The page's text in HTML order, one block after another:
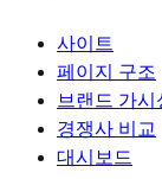
사이트
페이지 구조
브랜드 가시
경쟁사 비교
대시보드